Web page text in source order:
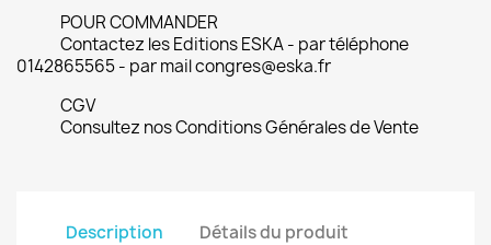
POUR COMMANDER
Contactez les Editions ESKA - par téléphone
0142865565 - par mail congres@eska.fr
CGV
Consultez nos Conditions Générales de Vente
Description Détails du produit